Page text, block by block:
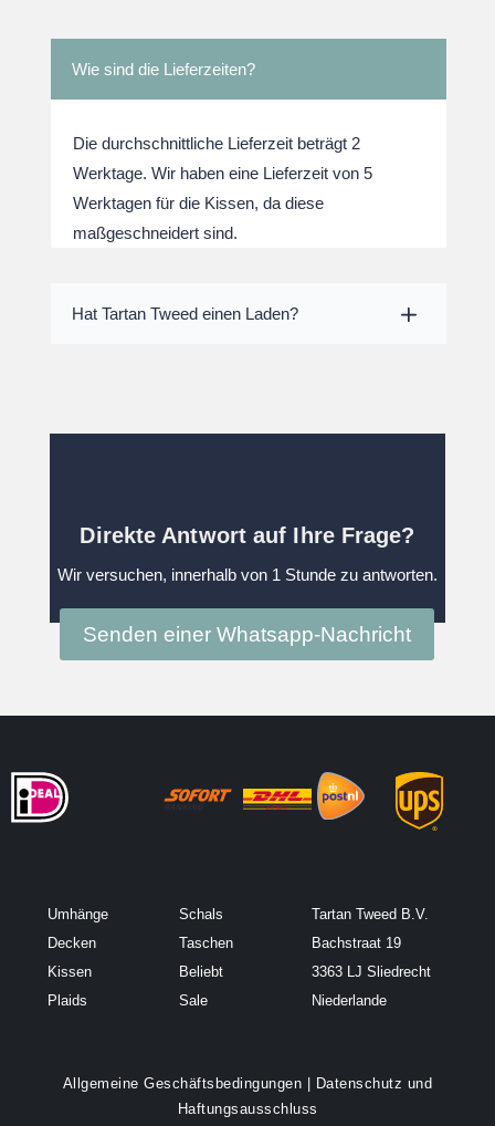
Wie sind die Lieferzeiten?
Die durchschnittliche Lieferzeit beträgt 2
Werktage. Wir haben eine Lieferzeit von 5
Werktagen für die Kissen, da diese
maßgeschneidert sind.
Hat Tartan Tweed einen Laden?
Direkte Antwort auf Ihre Frage?
Wir versuchen, innerhalb von 1 Stunde zu antworten.
Senden einer Whatsapp-Nachricht
Umhänge
Decken
Kissen
Plaids
Schals
Taschen
Beliebt
Sale
Tartan Tweed B.V.
Bachstraat 19
3363 LJ Sliedrecht
Niederlande
Allgemeine Geschäftsbedingungen
Datenschutz und
Haftungsausschluss